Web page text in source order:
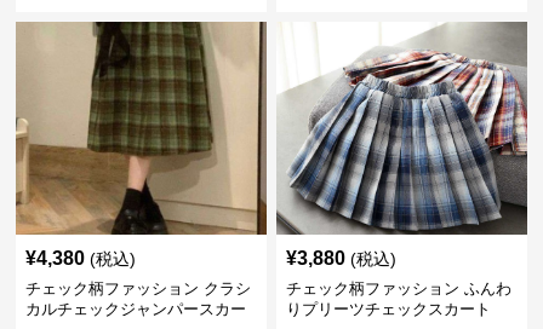
¥4,380 (税込)
チェック柄ファッション クラシ
カルチェックジャンパースカー
¥3,880 (税込)
チェック柄ファッション ふんわ
りプリーツチェックスカート